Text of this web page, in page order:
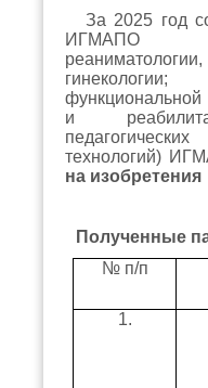
За 2025 год
ИГМАПО
функциональной
и
технологий)
на изобретения
Полученные
№ п/п
1.